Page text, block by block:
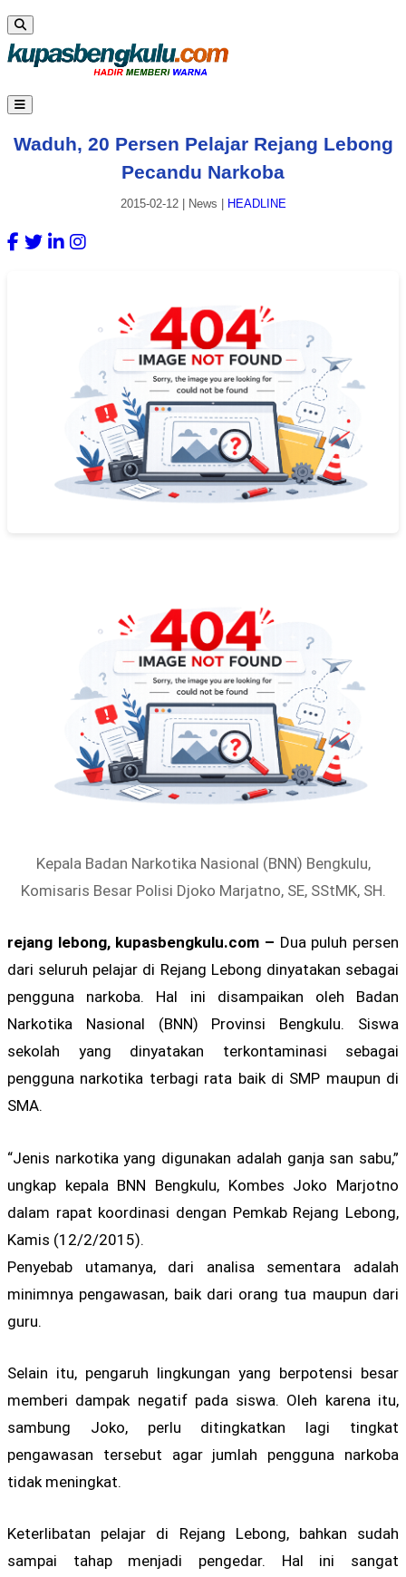
Waduh, 20 Persen Pelajar Rejang Lebong
Pecandu Narkoba
2015-02-12| News HEADLINE
Kepala Badan Narkotika Nasional (BNN) Bengkulu,
Komisaris Besar Polisi Djoko Marjatno, SE, SStMK, SH.
rejang lebong, kupasbengkulu.com – Dua puluh persen
dari seluruh pelajar di Rejang Lebong dinyatakan sebagai
pengguna narkoba. Hal ini disampaikan oleh Badan
Narkotika Nasional (BNN) Provinsi Bengkulu. Siswa
sekolah yang dinyatakan terkontaminasi sebagai
pengguna narkotika terbagi rata baik di SMP maupun di
SMA.
“Jenis narkotika yang digunakan adalah ganja san sabu,”
ungkap kepala BNN Bengkulu, Kombes Joko Marjotno
dalam rapat koordinasi dengan Pemkab Rejang Lebong,
Kamis (12/2/2015).
Penyebab utamanya, dari analisa sementara adalah
minimnya pengawasan, baik dari orang tua maupun dari
guru.
Selain itu, pengaruh lingkungan yang berpotensi besar
memberi dampak negatif pada siswa. Oleh karena itu,
sambung Joko, perlu ditingkatkan lagi tingkat
pengawasan tersebut agar jumlah pengguna narkoba
tidak meningkat.
Keterlibatan pelajar di Rejang Lebong, bahkan sudah
sampai tahap menjadi pengedar. Hal ini sangat